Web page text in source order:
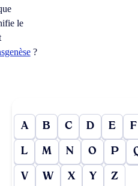
le
?
A B C D E F
L M N O P
V W X Y Z